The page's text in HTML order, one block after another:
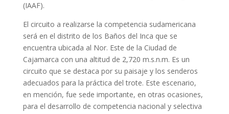
(IAAF).
El circuito a realizarse la competencia sudamericana
será en el distrito de los Baños del Inca que se
encuentra ubicada al Nor. Este de la Ciudad de
Cajamarca con una altitud de 2,720 m.s.n.m. Es un
circuito que se destaca por su paisaje y los senderos
adecuados para la práctica del trote. Este escenario,
en mención, fue sede importante, en otras ocasiones,
para el desarrollo de competencia nacional y selectiva